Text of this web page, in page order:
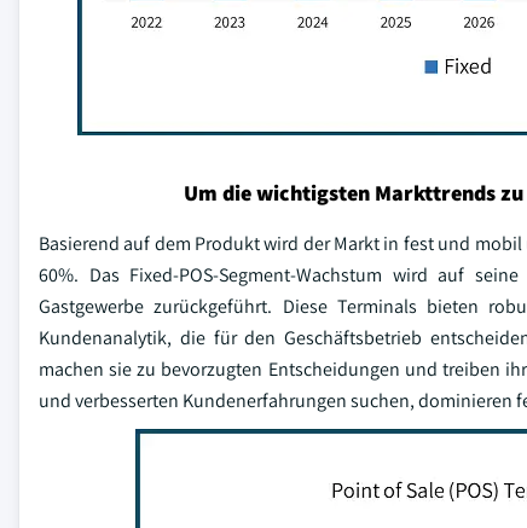
Um die wichtigsten Markttrends
Basierend auf dem Produkt wird der Markt in fest und
60%. Das Fixed-POS-Segment-Wachstum wird auf
Gastgewerbe zurückgeführt. Diese Terminals bieten
Kundenanalytik, die für den Geschäftsbetrieb
machen sie zu bevorzugten Entscheidungen und treiben
und verbesserten Kundenerfahrungen suchen, dominieren